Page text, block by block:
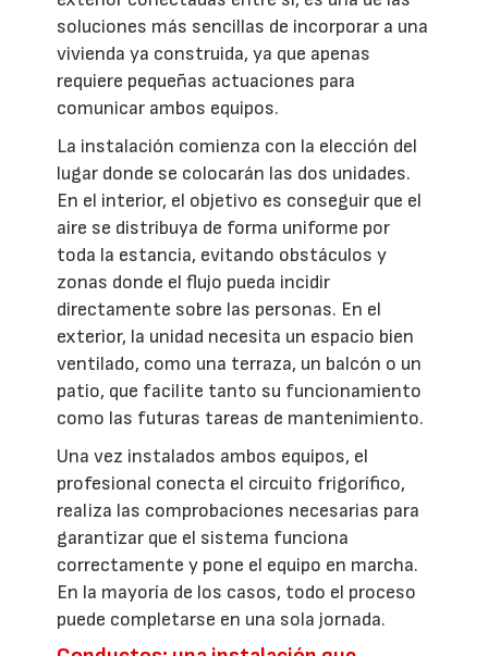
soluciones más sencillas de incorporar a una
vivienda ya construida, ya que apenas
requiere pequeñas actuaciones para
comunicar ambos equipos.
La instalación comienza con la elección del
lugar donde se colocarán las dos unidades.
En el interior, el objetivo es conseguir que el
aire se distribuya de forma uniforme por
toda la estancia, evitando obstáculos y
zonas donde el flujo pueda incidir
directamente sobre las personas. En el
exterior, la unidad necesita un espacio bien
ventilado, como una terraza, un balcón o un
patio, que facilite tanto su funcionamiento
como las futuras tareas de mantenimiento.
Una vez instalados ambos equipos, el
profesional conecta el circuito frigorífico,
realiza las comprobaciones necesarias para
garantizar que el sistema funciona
correctamente y pone el equipo en marcha.
En la mayoría de los casos, todo el proceso
puede completarse en una sola jornada.